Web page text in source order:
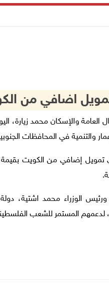
وزير الأشغال العامة والإسكان
والتنمية في المحافظات
الوزراء محمد اشتية،
لدعمهم المستمر للشعب